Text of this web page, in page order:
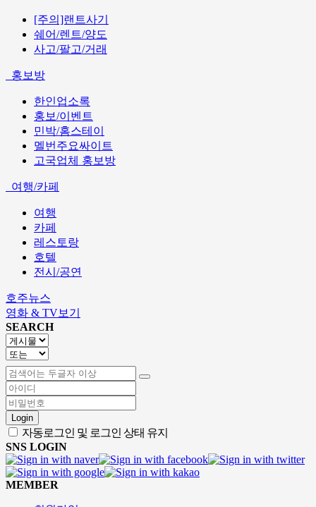
[주의]랜트사기
쉐어/렌트/양도
사고/팔고/거래
홍보방
한인업소록
홍보/이벤트
민박/홈스테이
멜번주요싸이트
고국업체 홍보방
여행/카페
여행
카페
레스토랑
호텔
전시/공연
호주뉴스
영화 & TV보기
SEARCH
Login
자동로그인 및 로그인 상태 유지
SNS LOGIN
MEMBER